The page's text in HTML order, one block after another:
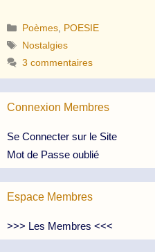
Catégories
Poèmes POESIE
Étiquettes
Nostalgies
3 commentaires
Connexion Membres
Se Connecter sur le Site
Mot de Passe oublié
Espace Membres
>>> Les Membres <<<